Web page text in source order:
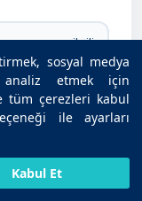
sosyal medya
etmek için
tüm çerezleri kabul
ile ayarları
Kabul Et
uyarınca ilgili
verilerimin
sağlık hizmet
geçilmesini
BIZE ULAŞIN